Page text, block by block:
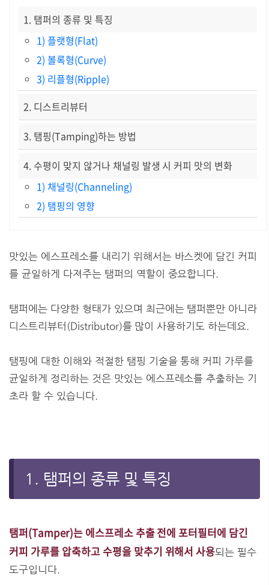
1. 탬퍼의 종류 및 특징
1) 플랫형(Flat)
2) 볼록형(Curve)
3) 리플형(Ripple)
2. 디스트리뷰터
3. 탬핑(Tamping)하는 방법
4. 수평이 맞지 않거나 채널링 발생 시 커피 맛의 변화
1) 채널링(Channeling)
2) 탬핑의 영향
맛있는 에스프레소를 내리기 위해서는 바스켓에 담긴 커피
를 균일하게 다져주는 탬퍼의 역할이 중요합니다.
탬퍼에는 다양한 형태가 있으며 최근에는 탬퍼뿐만 아니라
디스트리뷰터(Distributor)를 많이 사용하기도 하는데요.
탬핑에 대한 이해와 적절한 탬핑 기술을 통해 커피 가루를
균일하게 정리하는 것은 맛있는 에스프레소를 추출하는 기
초라 할 수 있습니다.
1. 탬퍼의 종류 및 특징
탬퍼(Tamper)는 에스프레소 추출 전에 포터필터에 담긴
커피 가루를 압축하고 수평을 맞추기 위해서 사용되는 필수
도구입니다.